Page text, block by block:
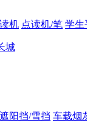
机 点读机/笔 学生
城
遮阳挡/雪挡 车载烟